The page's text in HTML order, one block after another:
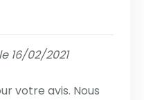
16/02/2021
votre avis. Nous